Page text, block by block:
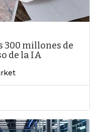
300 millones de
de la IA